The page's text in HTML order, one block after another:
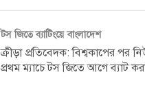
টস জিতে ব্যাটিংয়ে বাংলাদেশ
ক্রীড়া প্রতিবেদক: বিশ্বকাপের পর
প্রথম ম্যাচে টস জিতে আগে ব্যাট